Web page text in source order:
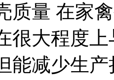
质量 在家
很大程度
能减少生